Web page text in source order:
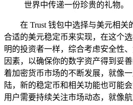
世界中传递一份珍贵的礼物。
在 Trust 钱包中选择与美元相
合适的美元稳定币来实现，在这个
明的投资者一样，综合考虑安全性
因素，以确保你的数字资产得到妥
着加密货币市场的不断发展，就像
陆，新的稳定币和相关功能也可能
用户需要持续关注市场动态，就像